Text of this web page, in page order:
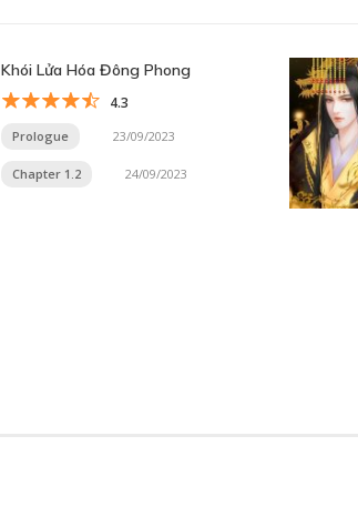
Khói Lửa Hóa Đông Phong
4.3
Prologue 23/09/2023
Chapter 1.2 24/09/2023